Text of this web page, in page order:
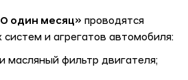
один месяц» проводятся
и агрегатов автомобиля:
масляный фильтр двигателя;